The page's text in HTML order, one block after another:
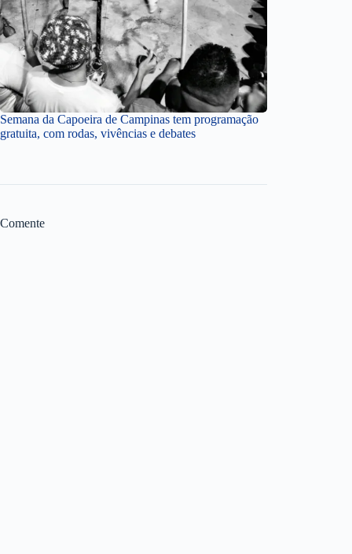
Semana da Capoeira de Campinas tem programação
gratuita, com rodas, vivências e debates
Comente